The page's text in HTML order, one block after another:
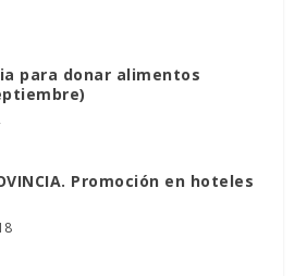
para donar alimentos
Promoción en hoteles